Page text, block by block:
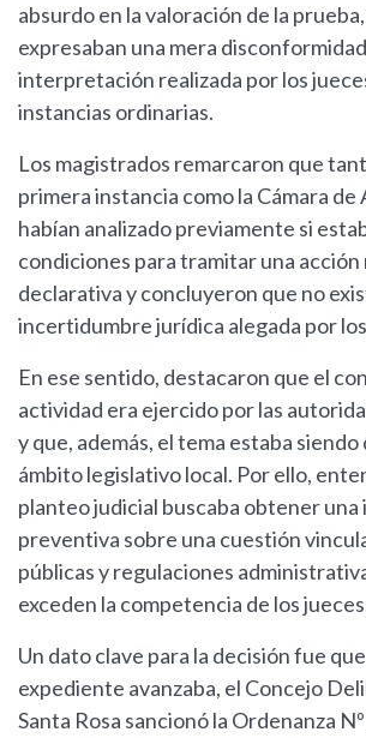
absurdo en la valoración de la
expresaban una mera
interpretación realizada por los
instancias ordinarias.
Los magistrados remarcaron que
primera instancia como la Cámara de
habían analizado previamente si
condiciones para tramitar una
declarativa y concluyeron que no
incertidumbre jurídica alegada por
En ese sentido, destacaron que el
actividad era ejercido por las
y que, además, el tema estaba
ámbito legislativo local. Por ello,
planteo judicial buscaba obtener
preventiva sobre una cuestión
públicas y regulaciones
exceden la competencia de los
Un dato clave para la decisión fue
expediente avanzaba, el Concejo
Santa Rosa sancionó la Ordenanza